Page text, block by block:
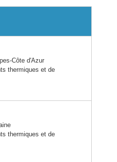
Côte d'Azur
thermiques et de
thermiques et de